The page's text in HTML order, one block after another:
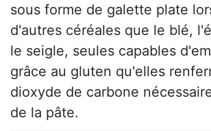
sous forme de galette plate
d'autres céréales que le blé,
le seigle, seules capables
grâce au gluten qu'elles
dioxyde de carbone
de la pâte.